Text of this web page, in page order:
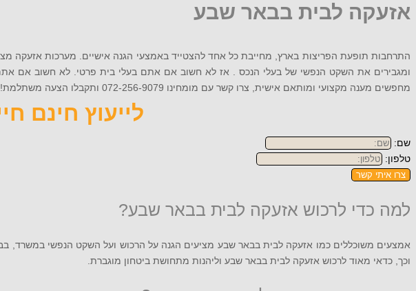
אזעקה לבית בבאר שבע
התרחבות תופעת הפריצות בארץ, מחייבת כל אחד להצטייד באמצעי הגנה אישיים. מערכות אזעקה
ומגבירים את השקט הנפשי של בעלי הנכס . אז לא חשוב אם אתם בעלי בית פרטי. לא חשוב אם
מחפשים מענה מקצועי ומותאם אישית, צרו קשר עם מומחינו 072-256-9079 ותקבלו הצעה משתלמת!
לייעוץ חינם חייגו
שם:
טלפון:
צרו איתי קשר
למה כדי לרכוש אזעקה לבית בבאר שבע?
אמצעים משוכללים כמו אזעקה לבית בבאר שבע מציעים הגנה על הרכוש ועל השקט הנפשי במשרד,
וכך, כדאי מאוד לרכוש אזעקה לבית בבאר שבע וליהנות מתחושת ביטחון מוגברת.